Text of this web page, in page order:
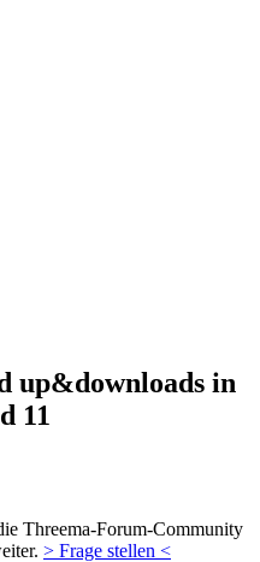
up&downloads in
11
Threema-Forum-Community
> Frage stellen <